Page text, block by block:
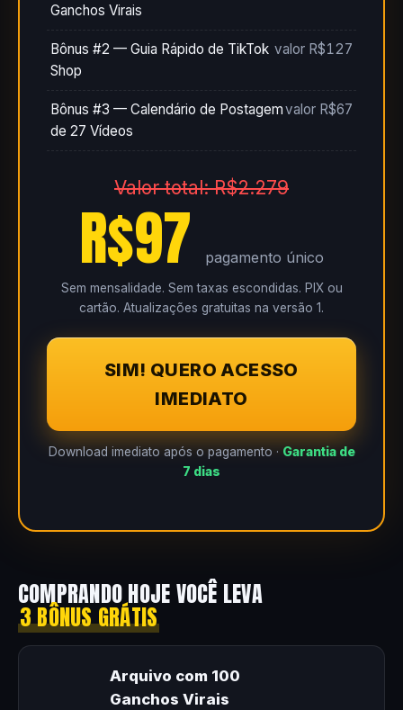
Ganchos Virais
Bônus #2 — Guia Rápido de TikTok
Shop
valor R$127
Bônus #3 — Calendário de Postagem
de 27 Vídeos
valor R$67
Valor total: R$2.279
R$97 pagamento único
Sem mensalidade. Sem taxas escondidas. PIX ou
cartão. Atualizações gratuitas na versão 1.
SIM! QUERO ACESSO
IMEDIATO
Download imediato após o pagamento · Garantia de
7 dias
COMPRANDO HOJE VOCÊ LEVA
3 BÔNUS GRÁTIS
Arquivo com 100
Ganchos Virais